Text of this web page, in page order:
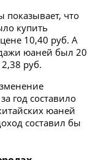
показывает, что
купить
10,40 руб. А
юаней был 20
руб.
год составило
юаней
составил бы